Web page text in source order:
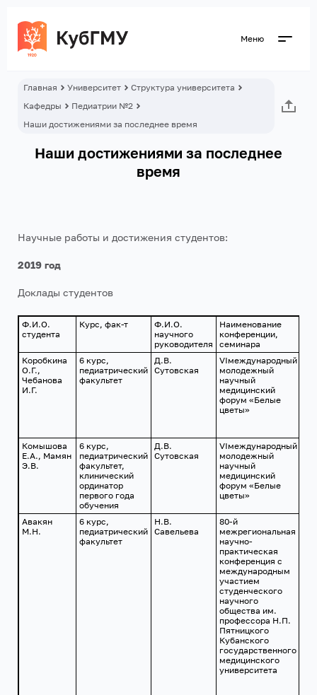
Меню
Главная Университет
Структура университета
Кафедры
Педиатрии №2
Наши достижениями за последнее время
Наши достижениями за последнее
время
Научные работы и достижения студентов:
2019 год
Доклады студентов
Ф.И.О.
студента
Курс, фак-т
Ф.И.О.
научного
руководителя
Наименование
конференции,
семинара
Коробкина
О.Г.,
Чебанова
И.Г.
6 курс,
педиатрический
факультет
Д.В.
Сутовская
VIмеждународный
молодежный
научный
медицинский
форум «Белые
цветы»
Комышова
Е.А., Мамян
Э.В.
6 курс,
педиатрический
факультет,
клинический
ординатор
первого года
обучения
Д.В.
Сутовская
VIмеждународный
молодежный
научный
медицинский
форум «Белые
цветы»
Авакян
М.Н.
6 курс,
педиатрический
факультет
Н.В.
Савельева
80-й
межрегиональная
научно-
практическая
конференция с
международным
участием
студенческого
научного
общества им.
профессора Н.П.
Пятницкого
Кубанского
государственного
медицинского
университета